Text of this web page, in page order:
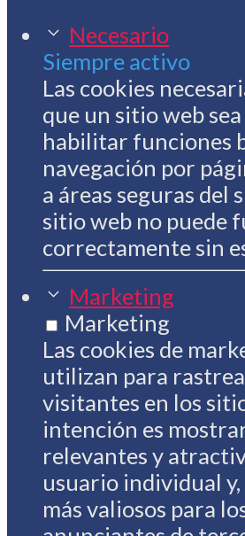
Necesario
Siempre activo
Las cookies
que un sitio web
habilitar funciones
navegación por
a áreas seguras del
sitio web no puede
correctamente sin
Marketing
Marketing
Las cookies de
utilizan para
visitantes en los
intención es
relevantes y
usuario individual
más valiosos para